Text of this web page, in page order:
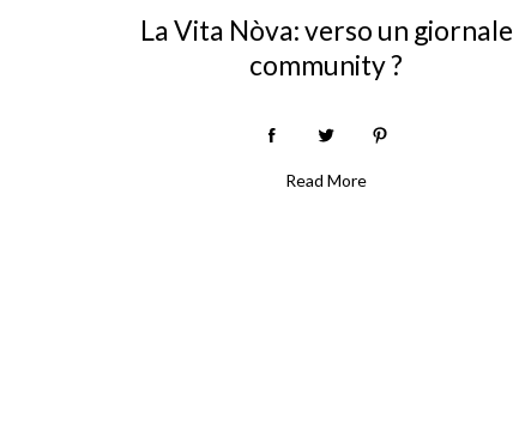
La Vita Nòva: verso un giornale
community ?
Read More